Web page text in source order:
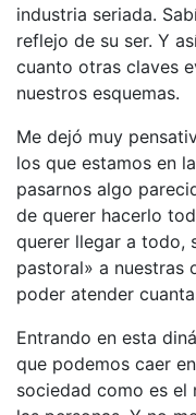
industria seriada.
reflejo de su ser. Y
cuanto otras claves
nuestros esquemas.
Me dejó muy
los que estamos en
pasarnos algo
de querer hacerlo
querer llegar a todo,
pastoral» a nuestras
poder atender
Entrando en esta
que podemos caer
sociedad como es el